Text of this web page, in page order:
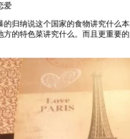
爱
归纳说这个国家的食物讲究什么
的特色菜讲究什么。而且更重要